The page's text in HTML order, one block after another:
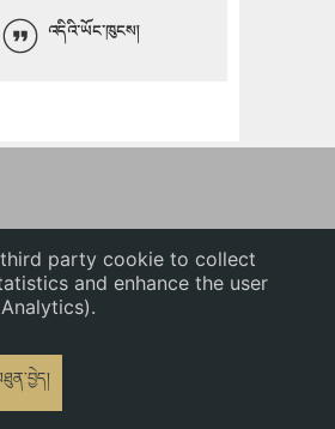
party cookie to collect
and enhance the user
ភាសាខ្មែរ
འདིའི་ཡོང་ཁུངས།